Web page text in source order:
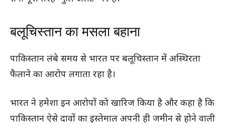
बलूचिस्तान का मसला बहाना
पाकिस्तान लंबे समय से भारत पर बलूचिस्तान में अस्थिरता
फैलाने का आरोप लगाता रहा है।
भारत ने हमेशा इन आरोपों को खारिज किया है और कहा है कि
पाकिस्तान ऐसे दावों का इस्तेमाल अपनी ही जमीन से होने वाली